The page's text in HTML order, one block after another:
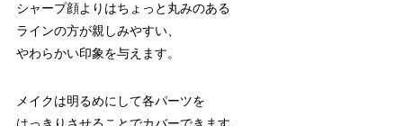
シャープ顔よりはちょっと丸みのある
ラインの方が親しみやすい、
やわらかい印象を与えます。
メイクは明るめにして各パーツを